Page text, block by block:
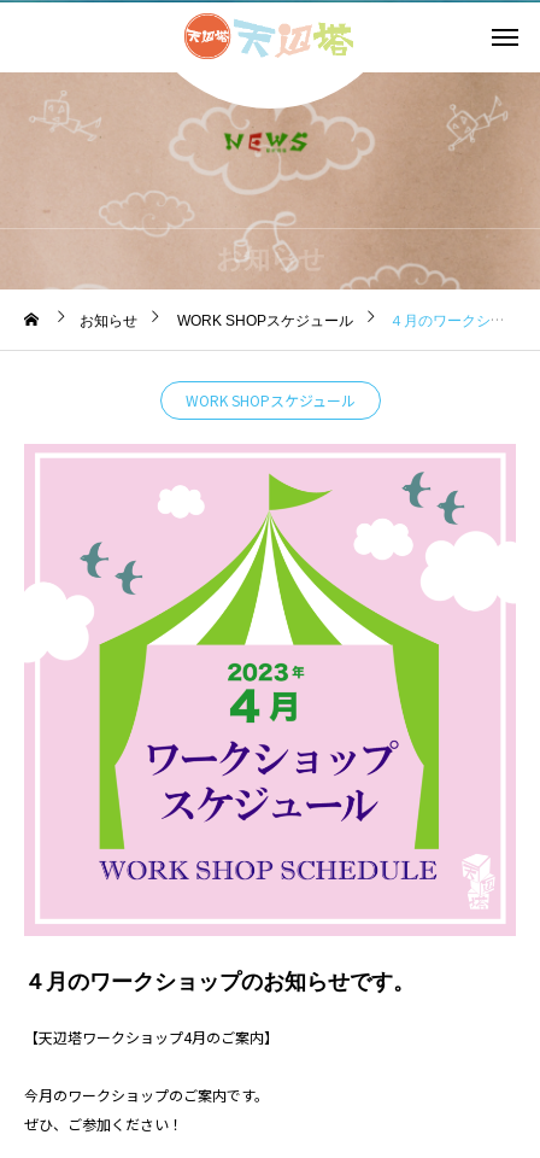
お知らせ
お知らせ WORK SHOPスケジュール ４月のワークショップのお知らせです。
WORK SHOPスケジュール
４月のワークショップのお知らせです。
【天辺塔ワークショップ4月のご案内】
今月のワークショップのご案内です。
ぜひ、ご参加ください！